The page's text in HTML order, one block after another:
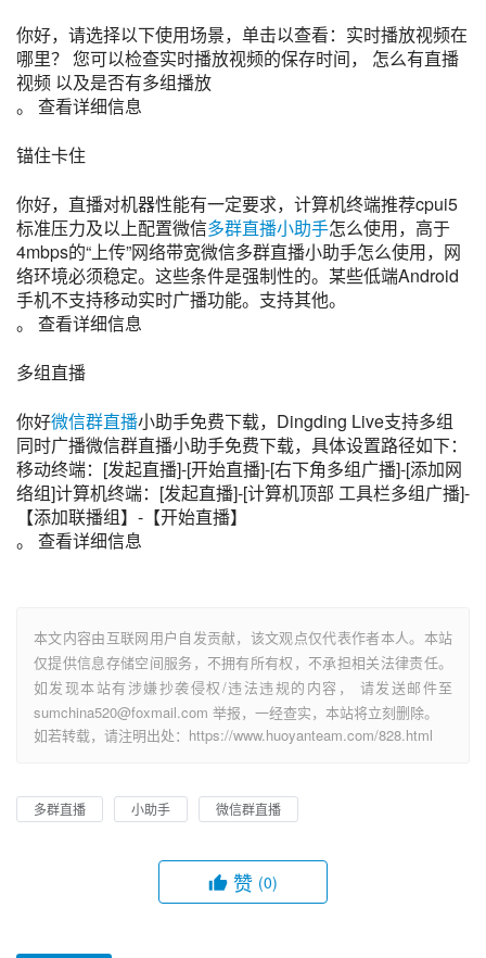
你好，请选择以下使用场景，单击以查看：实时播放视频在
哪里？ 您可以检查实时播放视频的保存时间， 怎么有直播
视频 以及是否有多组播放
。 查看详细信息
锚住卡住
你好，直播对机器性能有一定要求，计算机终端推荐cpui5
标准压力及以上配置微信多群直播小助手怎么使用，高于
4mbps的“上传”网络带宽微信多群直播小助手怎么使用，网
络环境必须稳定。这些条件是强制性的。某些低端Android
手机不支持移动实时广播功能。支持其他。
。 查看详细信息
多组直播
你好微信群直播小助手免费下载，Dingding Live支持多组
同时广播微信群直播小助手免费下载，具体设置路径如下：
移动终端：[发起直播]-[开始直播]-[右下角多组广播]-[添加网
络组]计算机终端：[发起直播]-[计算机顶部 工具栏多组广播]-
【添加联播组】-【开始直播】
。 查看详细信息
本文内容由互联网用户自发贡献，该文观点仅代表作者本人。本站
仅提供信息存储空间服务，不拥有所有权，不承担相关法律责任。
如发现本站有涉嫌抄袭侵权/违法违规的内容， 请发送邮件至
sumchina520@foxmail.com 举报，一经查实，本站将立刻删除。
如若转载，请注明出处：https://www.huoyanteam.com/828.html
多群直播 小助手 微信群直播
赞 (0)